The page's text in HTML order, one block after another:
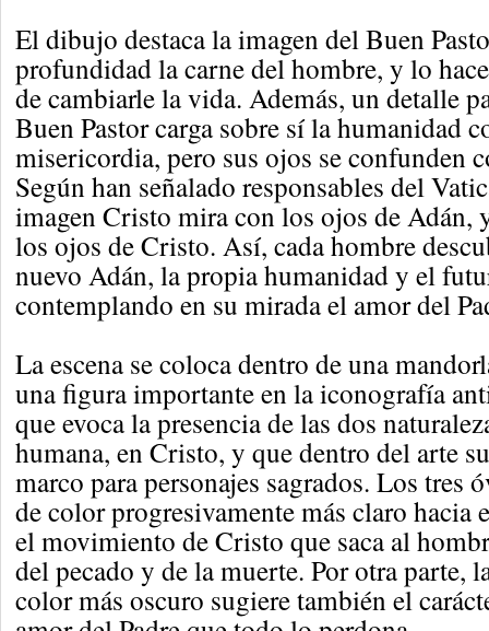
El dibujo destaca la imagen del Buen
profundidad la carne del hombre, y lo
de cambiarle la vida. Además, un detalle
Buen Pastor carga sobre sí la humanidad
misericordia, pero sus ojos se confunden
Según han señalado responsables del
imagen Cristo mira con los ojos de Adán,
los ojos de Cristo. Así, cada hombre
nuevo Adán, la propia humanidad y el
contemplando en su mirada el amor del
La escena se coloca dentro de una
una figura importante en la iconografía
que evoca la presencia de las dos
humana, en Cristo, y que dentro del arte
marco para personajes sagrados. Los tres
de color progresivamente más claro hacia
el movimiento de Cristo que saca al
del pecado y de la muerte. Por otra parte,
color más oscuro sugiere también el